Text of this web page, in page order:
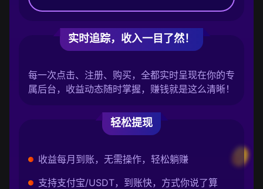
实时追踪，收入一目了然！
每一次点击、注册、购买，全都实时呈现在你的专
属后台，收益动态随时掌握，赚钱就是这么清晰！
轻松提现
收益每月到账，无需操作，轻松躺赚
支持支付宝/USDT，到账快，方式你说了算